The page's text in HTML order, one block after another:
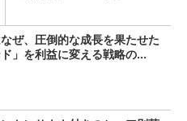
なぜ、圧倒的な成長を果たせた
」を利益に変える戦略の...